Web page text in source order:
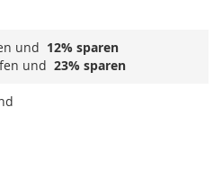
und 12% sparen
und 23% sparen